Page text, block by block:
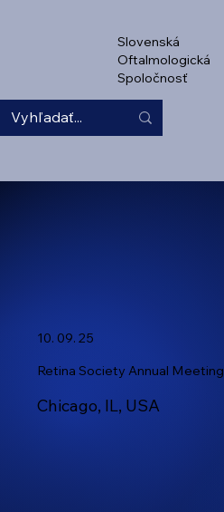
Slovenská
Oftalmologická
Spoločnosť
10. 09. 25
Retina Society Annual Meeting
Chicago, IL, USA